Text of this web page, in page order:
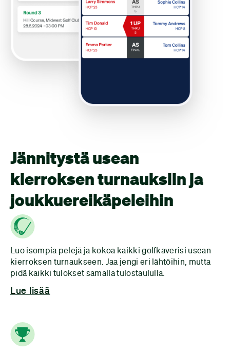
Jännitystä usean
kierroksen turnauksiin ja
joukkue­reikäpeleihin
Luo isompia pelejä ja kokoa kaikki golfkaverisi usean
kierroksen turnaukseen. Jaa jengi eri lähtöihin, mutta
pidä kaikki tulokset samalla tulostaululla.
Lue lisää